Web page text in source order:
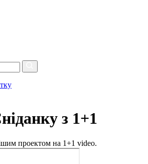
з 1+1
проектом на 1+1 video.